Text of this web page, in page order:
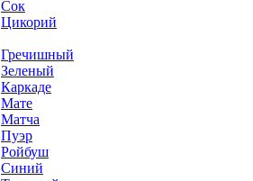
Сок
Цикорий
Гречишный
Зеленый
Каркаде
Мате
Матча
Пуэр
Ройбуш
Синий